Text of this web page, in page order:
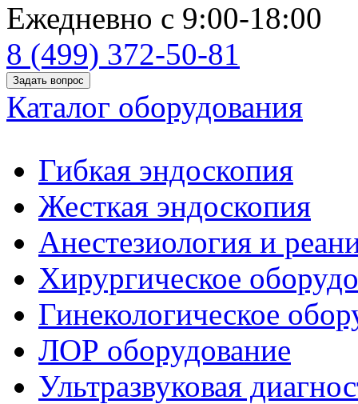
Ежедневно с 9:00-18:00
8 (499) 372-50-81
Задать вопрос
Каталог оборудования
Гибкая эндоскопия
Жесткая эндоскопия
Анестезиология и
Хирургическое
Гинекологическое
ЛОР оборудование
Ультразвуковая